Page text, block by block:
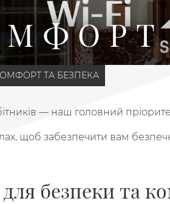
ТА БЕЗПЕКА
— наш головний
щоб забезпечити вам
для безпеки та